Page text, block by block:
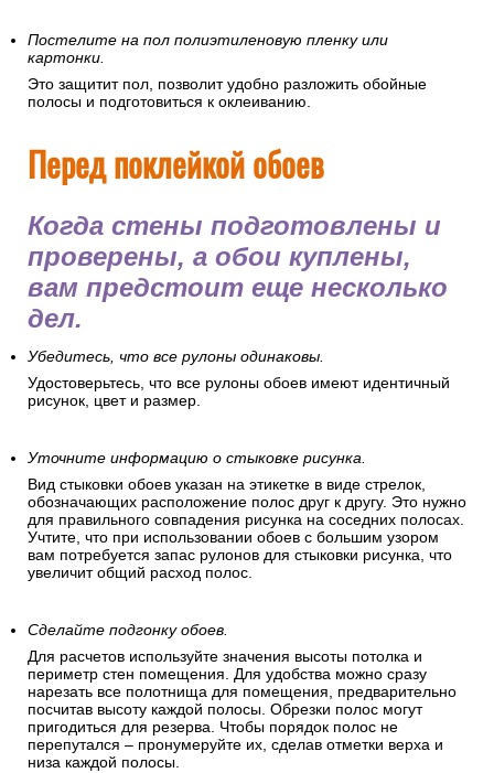
Постелите на пол полиэтиленовую пленку или
картонки.
Это защитит пол, позволит удобно разложить обойные
полосы и подготовиться к оклеиванию.
Перед поклейкой обоев
Когда стены подготовлены и
проверены, а обои куплены,
вам предстоит еще несколько
дел.
Убедитесь, что все рулоны одинаковы.
Удостоверьтесь, что все рулоны обоев имеют идентичный
рисунок, цвет и размер.
Уточните информацию о стыковке рисунка.
Вид стыковки обоев указан на этикетке в виде стрелок,
обозначающих расположение полос друг к другу. Это нужно
для правильного совпадения рисунка на соседних полосах.
Учтите, что при использовании обоев с большим узором
вам потребуется запас рулонов для стыковки рисунка, что
увеличит общий расход полос.
Сделайте подгонку обоев.
Для расчетов используйте значения высоты потолка и
периметр стен помещения. Для удобства можно сразу
нарезать все полотнища для помещения, предварительно
посчитав высоту каждой полосы. Обрезки полос могут
пригодиться для резерва. Чтобы порядок полос не
перепутался – пронумеруйте их, сделав отметки верха и
низа каждой полосы.